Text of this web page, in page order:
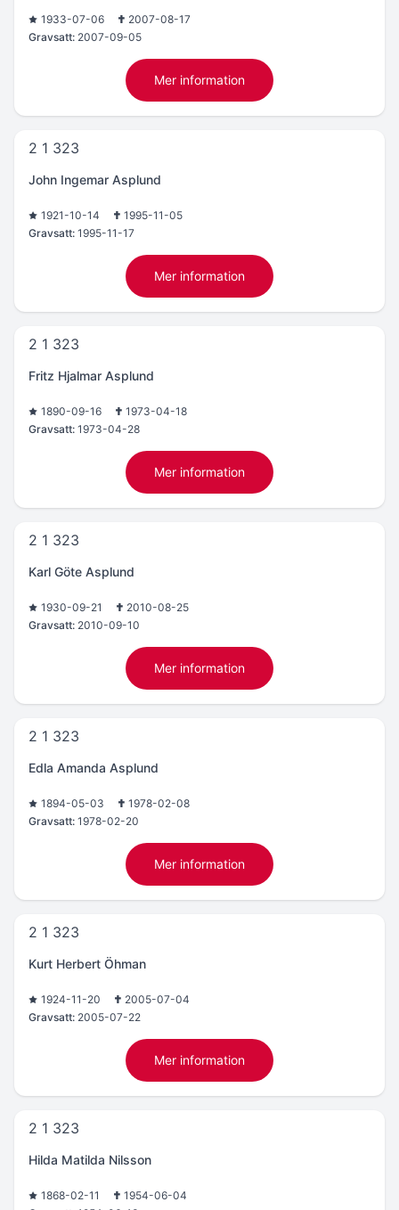
1933-07-06
2007-08-17
Gravsatt: 2007-09-05
Mer information
2 1 323
John Ingemar Asplund
1921-10-14
1995-11-05
Gravsatt: 1995-11-17
Mer information
2 1 323
Fritz Hjalmar Asplund
1890-09-16
1973-04-18
Gravsatt: 1973-04-28
Mer information
2 1 323
Karl Göte Asplund
1930-09-21
2010-08-25
Gravsatt: 2010-09-10
Mer information
2 1 323
Edla Amanda Asplund
1894-05-03
1978-02-08
Gravsatt: 1978-02-20
Mer information
2 1 323
Kurt Herbert Öhman
1924-11-20
2005-07-04
Gravsatt: 2005-07-22
Mer information
2 1 323
Hilda Matilda Nilsson
1868-02-11
1954-06-04